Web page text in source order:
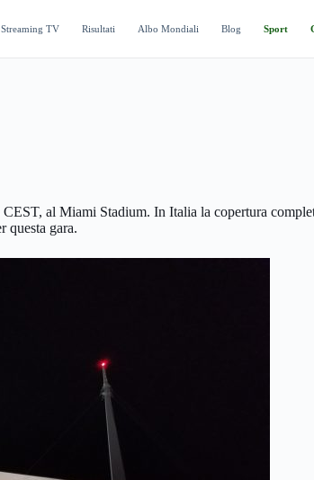
Streaming TV Risultati Albo Mondiali Blog Sport
al Miami Stadium. In Italia la copertura
questa gara.